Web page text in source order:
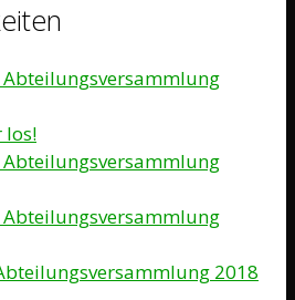
los!
2018